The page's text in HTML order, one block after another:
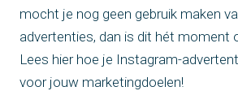
mocht je nog geen gebruik maken
advertenties, dan is dit hét moment
Lees hier hoe je Instagram-
voor jouw marketingdoelen!